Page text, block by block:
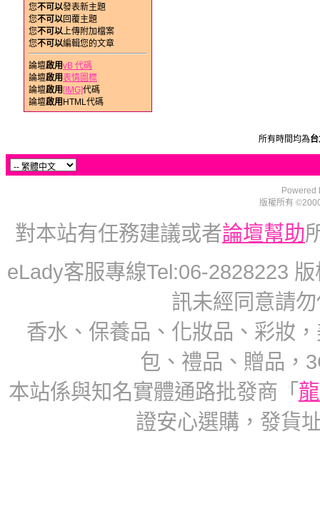
您不可以發表新主題
您不可以回覆主題
您不可以上傳附加檔案
您不可以編輯您的文章
論壇啟用vB 代碼
論壇啟用表情圖標
論壇啟用 [IMG]代碼
論壇啟用 HTML代碼
所有時間均為
Powered
版權所有
對本站有任務建議或者論壇幫助
eLady客服專線Tel:06-2828223
訊未經同意請
香水、保養品、化妝品、彩妝
包、禮品、贈品，
本站係與知名實體通路批發商「
證安心選購，發貨